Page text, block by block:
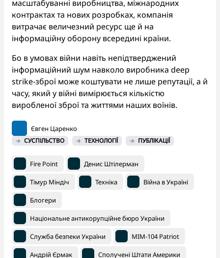
масштабуванні виробництва, міжнародних
контрактах та нових розробках, компанія
витрачає величезний ресурс ще й на
інформаційну оборону всередині країни.
Бо в умовах війни навіть непідтверджений
інформаційний шум навколо виробника deep
strike-зброї може коштувати не лише репутації, а й
часу, який у війні вимірюється кількістю
виробленої зброї та життями наших воїнів.
Євген Царенко
СУСПІЛЬСТВО ТЕХНОЛОГІЇ ПУБЛІКАЦІЇ
Fire Point Денис Штілерман
Тімур Міндіч Техніка Війна в Україні
Блогери
Національне антикорупційне бюро України
Служба безпеки України MIM-104 Patriot
Андрій Єрмак Сполучені Штати Америки